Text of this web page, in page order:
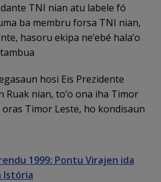
TNI nian atu labele fó
ba membru forsa TNI nian,
hasoru ekipa ne’ebé hala’o
hosi Eis Prezidente
Ruak nian, to’o ona iha Timor
Timor Leste, ho kondisaun
1999: Pontu Virajen ida
Istória